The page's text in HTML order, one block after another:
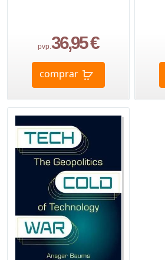
pvp.36,95 €
comprar